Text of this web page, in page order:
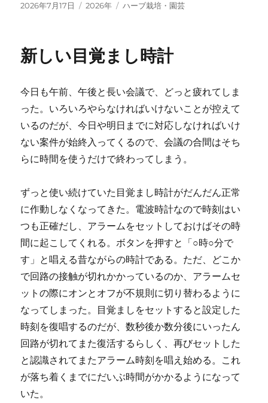
投
2026年7月17日
カ
ー
2026年
タ
ハーブ栽培・園芸
新しい目覚まし時計
今日も午前、午後と長い会議で、どっと疲れてしま
った。いろいろやらなければいけないことが控えて
いるのだが、今日や明日までに対応しなければいけ
ない案件が始終入ってくるので、会議の合間はそち
らに時間を使うだけで終わってしまう。
ずっと使い続けていた目覚まし時計がだんだん正常
に作動しなくなってきた。電波時計なので時刻はい
つも正確だし、アラームをセットしておけばその時
間に起こしてくれる。ボタンを押すと「○時○分で
す」と唱える昔ながらの時計である。ただ、どこか
で回路の接触が切れかかっているのか、アラームセ
ットの際にオンとオフが不規則に切り替わるように
なってしまった。目覚ましをセットすると設定した
時刻を復唱するのだが、数秒後か数分後にいったん
回路が切れてまた復活するらしく、再びセットした
と認識されてまたアラーム時刻を唱え始める。これ
が落ち着くまでにだいぶ時間がかかるようになって
いた。